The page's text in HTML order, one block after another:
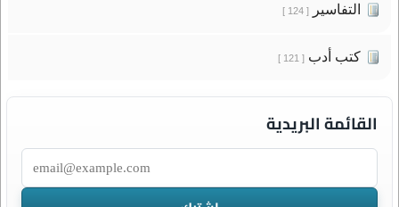
التفاسير[ 124 ]
كتب أدب[ 121 ]
القائمة البريدية